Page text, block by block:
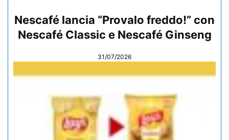
Nescafé lancia “Provalo freddo!” con
Nescafé Classic e Nescafé Ginseng
31/07/2026